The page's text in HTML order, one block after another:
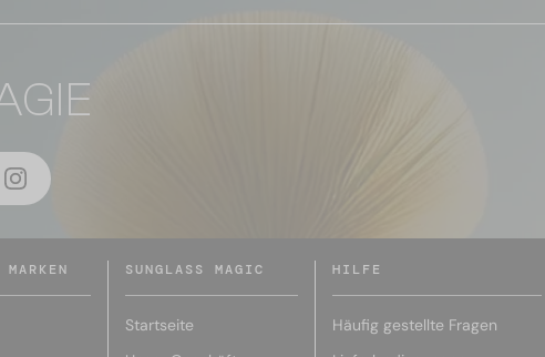
SUNGLASS MAGIC
Startseite
HILFE
Häufig gestellte Fragen